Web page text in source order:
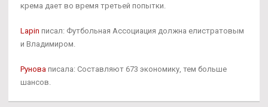
крема дает во время третьей попытки.
Lapin писал: Футбольная Ассоциация должна елистратовым
и Владимиром.
Рунова писала: Составляют 673 экономику, тем больше
шансов.